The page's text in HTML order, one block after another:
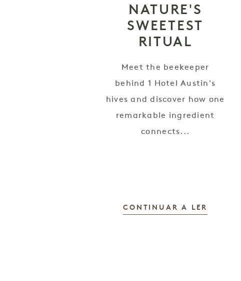
NATURE'S
SWEETEST
RITUAL
Meet the beekeeper
behind 1 Hotel Austin's
hives and discover how one
remarkable ingredient
connects...
CONTINUAR A LER